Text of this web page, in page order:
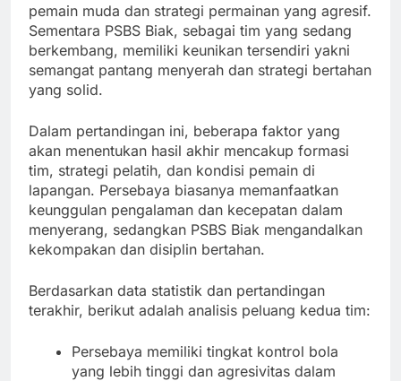
pemain muda dan strategi permainan yang agresif.
Sementara PSBS Biak, sebagai tim yang sedang
berkembang, memiliki keunikan tersendiri yakni
semangat pantang menyerah dan strategi bertahan
yang solid.
Dalam pertandingan ini, beberapa faktor yang
akan menentukan hasil akhir mencakup formasi
tim, strategi pelatih, dan kondisi pemain di
lapangan. Persebaya biasanya memanfaatkan
keunggulan pengalaman dan kecepatan dalam
menyerang, sedangkan PSBS Biak mengandalkan
kekompakan dan disiplin bertahan.
Berdasarkan data statistik dan pertandingan
terakhir, berikut adalah analisis peluang kedua tim:
Persebaya memiliki tingkat kontrol bola
yang lebih tinggi dan agresivitas dalam